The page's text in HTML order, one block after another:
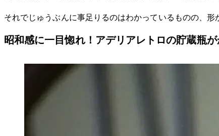
それでじゅうぶんに事足りるのはわかっているものの、
昭和感に一目惚れ！アデリアレトロの貯蔵瓶